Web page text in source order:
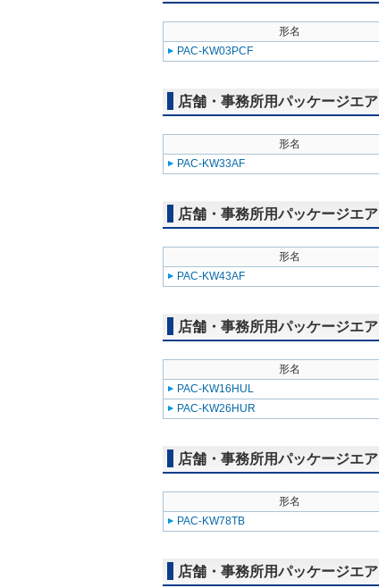
形名
PAC-KW03PCF
店舗・事務所用パッケージエ
形名
PAC-KW33AF
店舗・事務所用パッケージエ
形名
PAC-KW43AF
店舗・事務所用パッケージエ
形名
PAC-KW16HUL
PAC-KW26HUR
店舗・事務所用パッケージエ
形名
PAC-KW78TB
店舗・事務所用パッケージエ